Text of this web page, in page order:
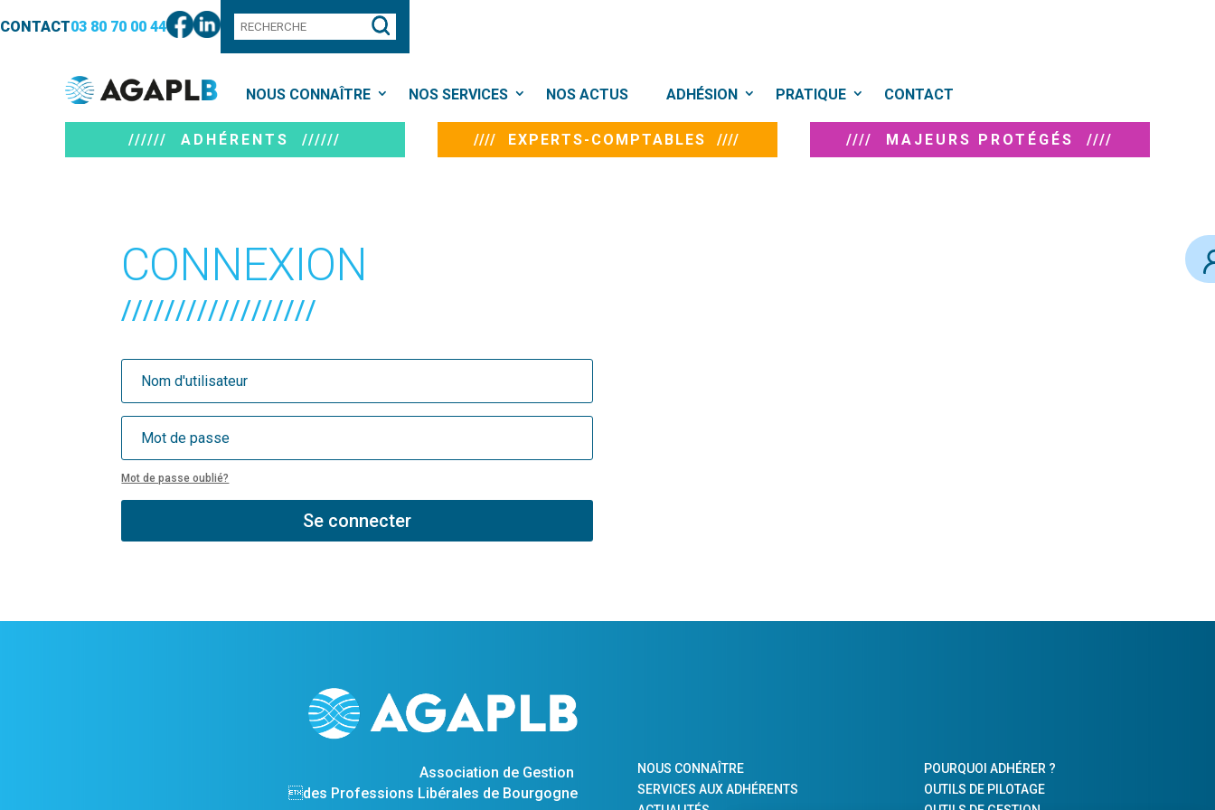
CONTACT03 80 70 00 44
NOUS CONNAÎTRE NOS SERVICES NOS ACTUS ADHÉSION PRATIQUE CONTACT
////// ADHÉRENTS ////// //// EXPERTS-COMPTABLES //// //// MAJEURS PROTÉGÉS ////
CONNEXION
//////////////////
Mot de passe oublié?
Se connecter
Association de Gestion
des Professions Libérales de Bourgogne
NOUS CONNAÎTRE
SERVICES AUX ADHÉRENTS
POURQUOI ADHÉRER ?
OUTILS DE PILOTAGE